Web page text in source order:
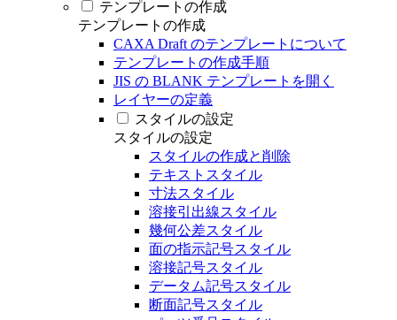
テンプレートの作成
テンプレートの作成
CAXA Draft のテンプレートについて
テンプレートの作成手順
JIS の BLANK テンプレートを開く
レイヤーの定義
スタイルの設定
スタイルの設定
スタイルの作成と削除
テキストスタイル
寸法スタイル
溶接引出線スタイル
幾何公差スタイル
面の指示記号スタイル
溶接記号スタイル
データム記号スタイル
断面記号スタイル